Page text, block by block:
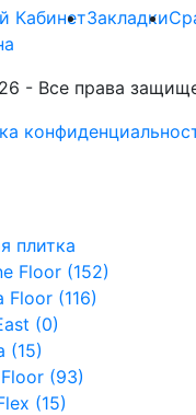
КабинетЗакладки
- Все права
плитка
Floor (152)
Floor (116)
(0)
(15)
(93)
(15)